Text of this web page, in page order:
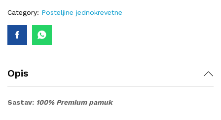
403
Category: Posteljine jednokrevetne
Opis
Sastav: 100% Premium pamuk